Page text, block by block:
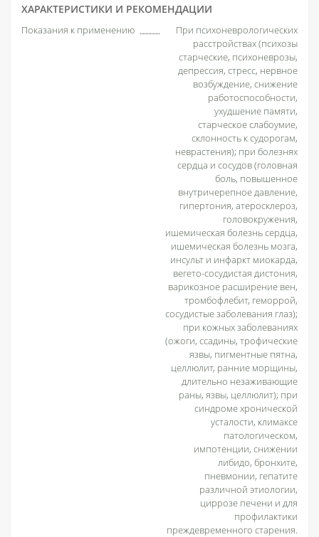
ХАРАКТЕРИСТИКИ И РЕКОМЕНДАЦИИ
Показания к применению
При психоневрологических
расстройствах (психозы
старческие, психоневрозы,
депрессия, стресс, нервное
возбуждение, снижение
работоспособности,
ухудшение памяти,
старческое слабоумие,
склонность к судорогам,
неврастения); при болезнях
сердца и сосудов (головная
боль, повышенное
внутричерепное давление,
гипертония, атеросклероз,
головокружения,
ишемическая болезнь сердца,
ишемическая болезнь мозга,
инсульт и инфаркт миокарда,
вегето-сосудистая дистония,
варикозное расширение вен,
тромбофлебит, геморрой,
сосудистые заболевания глаз);
при кожных заболеваниях
(ожоги, ссадины, трофические
язвы, пигментные пятна,
целлюлит, ранние морщины,
длительно незаживающие
раны, язвы, целлюлит); при
синдроме хронической
усталости, климаксе
патологическом,
импотенции, снижении
либидо, бронхите,
пневмонии, гепатите
различной этиологии,
циррозе печени и для
профилактики
преждевременного старения.